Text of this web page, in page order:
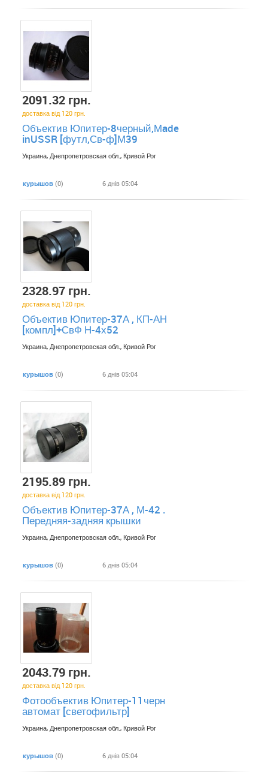
2091.32 грн.
доставка від 120 грн.
Объектив Юпитер-8черный,Мade
inUSSR [футл,Св-ф]М39
Украина, Днепропетровская обл., Кривой Рог
курышов (0) 6 днів 05:04
2328.97 грн.
доставка від 120 грн.
Объектив Юпитер-37А , КП-АН
[компл]+СвФ Н-4х52
Украина, Днепропетровская обл., Кривой Рог
курышов (0) 6 днів 05:04
2195.89 грн.
доставка від 120 грн.
Объектив Юпитер-37А , М-42 .
Передняя-задняя крышки
Украина, Днепропетровская обл., Кривой Рог
курышов (0) 6 днів 05:04
2043.79 грн.
доставка від 120 грн.
Фотообъектив Юпитер-11черн
автомат [светофильтр]
Украина, Днепропетровская обл., Кривой Рог
курышов (0) 6 днів 05:04